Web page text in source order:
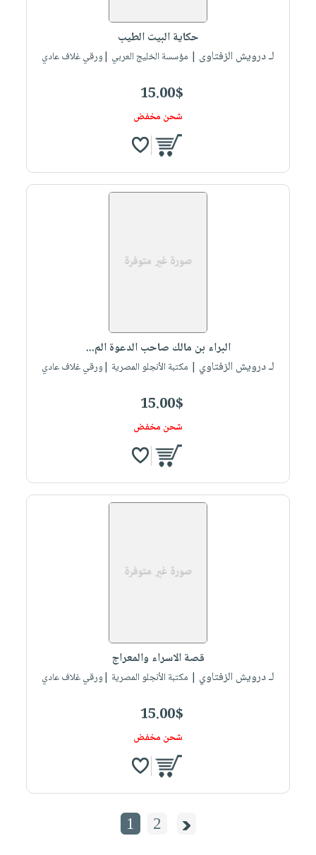
حكاية البيت الطيب
لـ درويش الزفتاوى | مؤسسة الخليج العربي |ورقي غلاف عادي
15.00$
شحن مخفض
البراء بن مالك صاحب الدعوة الم...
لـ درويش الزفتاوي | مكتبة الأنجلو المصرية |ورقي غلاف عادي
15.00$
شحن مخفض
قصة الاسراء والمعراج
لـ درويش الزفتاوي | مكتبة الأنجلو المصرية |ورقي غلاف عادي
15.00$
شحن مخفض
1 2